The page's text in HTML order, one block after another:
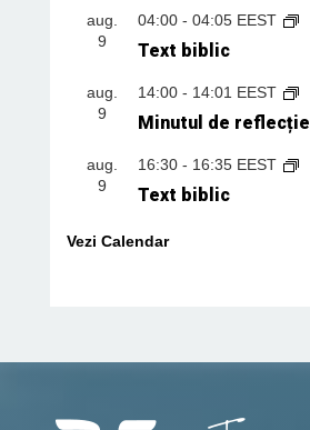
aug.
9
04:00- 04:05 EEST
Text biblic
aug.
9
14:00- 14:01 EEST
Minutul de reflecție
aug.
9
16:30- 16:35 EEST
Text biblic
Vezi Calendar